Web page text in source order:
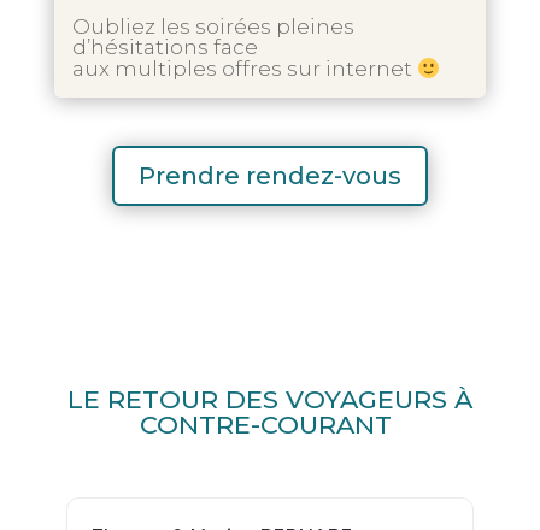
Oubliez les soirées pleines
d’hésitations face
aux multiples offres sur internet
Prendre rendez-vous
LE RETOUR DES VOYAGEURS À
CONTRE-COURANT